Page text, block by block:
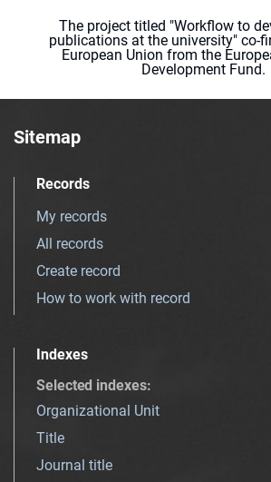
The project titled "Workflow to
publications at the university" co-
European Union from the
Development Fund.
Sitemap
Records
My records
All records
Create record
How to work with record
Indexes
Selected indexes:
Organizational Unit
Title
Journal title